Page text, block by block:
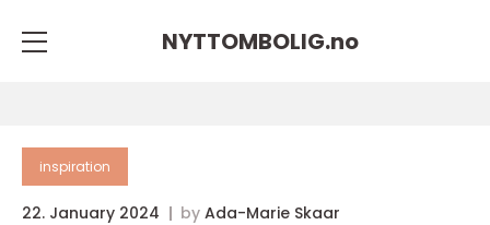
NYTTOMBOLIG.no
inspiration
22. January 2024 by Ada-Marie Skaar